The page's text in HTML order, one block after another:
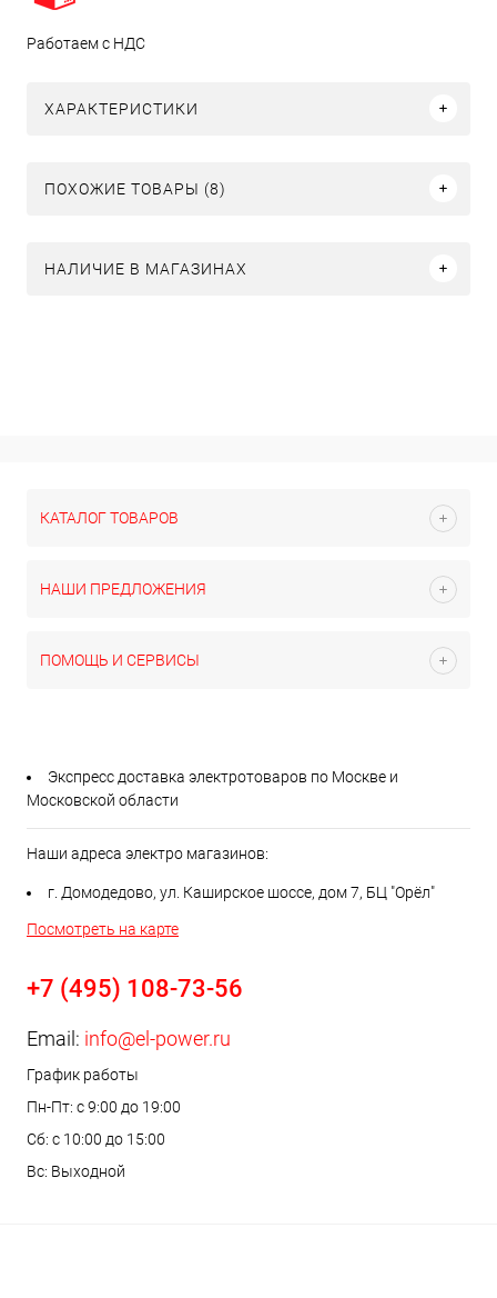
Работаем с НДС
ХАРАКТЕРИСТИКИ
ПОХОЖИЕ ТОВАРЫ (8)
НАЛИЧИЕ В МАГАЗИНАХ
КАТАЛОГ ТОВАРОВ
НАШИ ПРЕДЛОЖЕНИЯ
ПОМОЩЬ И СЕРВИСЫ
Экспресс доставка электротоваров по Москве и
Московской области
Наши адреса электро магазинов:
г. Домодедово, ул. Каширское шоссе, дом 7, БЦ "Орёл"
Посмотреть на карте
+7 (495) 108-73-56
Email: info@el-power.ru
График работы
Пн-Пт: с 9:00 до 19:00
Сб: с 10:00 до 15:00
Вс: Выходной